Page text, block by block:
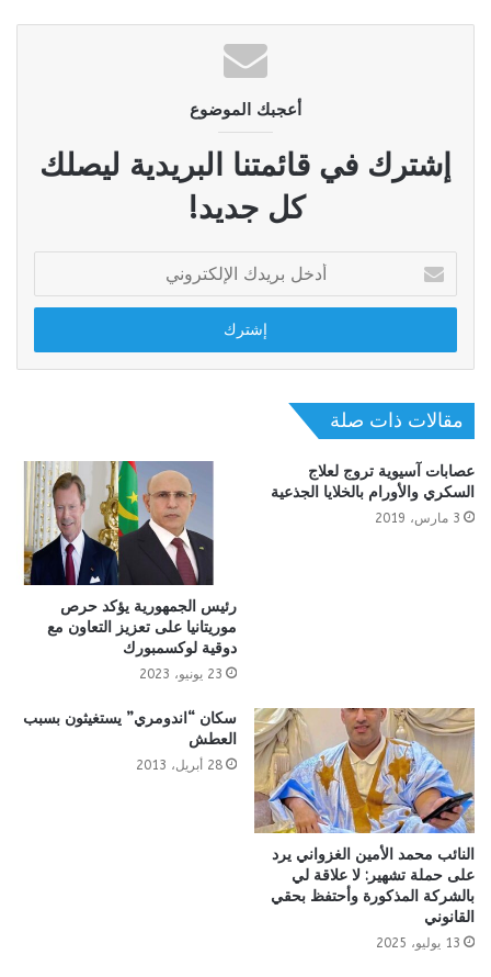
أعجبك الموضوع
إشترك في قائمتنا البريدية ليصلك
كل جديد!
بريدك
الإلكتروني
مقالات ذات صلة
عصابات آسيوية تروج لعلاج
السكري والأورام بالخلايا الجذعية
3 مارس، 2019
رئيس الجمهورية يؤكد حرص
موريتانيا على تعزيز التعاون مع
دوقية لوكسمبورك
23 يونيو، 2023
النائب محمد الأمين الغزواني يرد
على حملة تشهير: لا علاقة لي
بالشركة المذكورة وأحتفظ بحقي
القانوني
13 يوليو، 2025
سكان “اندومري” يستغيثون بسبب
العطش
28 أبريل، 2013